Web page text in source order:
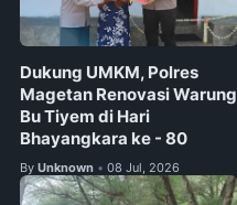
Dukung UMKM, Polres
Magetan Renovasi Warung
Bu Tiyem di Hari
Bhayangkara ke - 80
By Unknown • 08 Jul, 2026